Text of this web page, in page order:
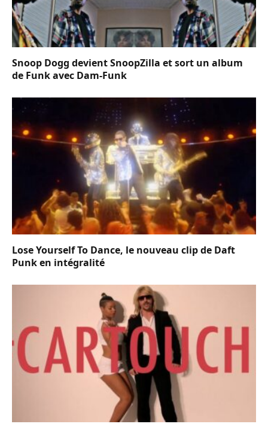
Snoop Dogg devient SnoopZilla et sort un album
de Funk avec Dam-Funk
Lose Yourself To Dance, le nouveau clip de Daft
Punk en intégralité